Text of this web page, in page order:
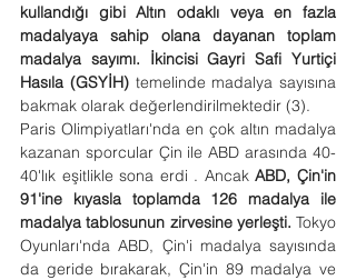
kullandığı gibi Altın odaklı veya en fazla
madalyaya sahip olana dayanan toplam
madalya sayımı. İkincisi Gayri Safi Yurtiçi
Hasıla (GSYİH) temelinde madalya sayısına
bakmak olarak değerlendirilmektedir (3).
Paris Olimpiyatları'nda en çok altın madalya
kazanan sporcular Çin ile ABD arasında 40-
40'lık eşitlikle sona erdi . Ancak ABD, Çin'in
91'ine kıyasla toplamda 126 madalya ile
madalya tablosunun zirvesine yerleşti. Tokyo
Oyunları'nda ABD, Çin'i madalya sayısında
da geride bırakarak, Çin'in 89 madalya ve